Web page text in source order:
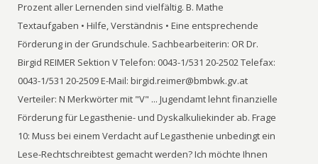
Prozent aller Lernenden sind vielfältig. B. Mathe
Textaufgaben • Hilfe, Verständnis • Eine entsprechende
Förderung in der Grundschule. Sachbearbeiterin: OR Dr.
Birgid REIMER Sektion V Telefon: 0043-1/531 20-2502 Telefax:
0043-1/531 20-2509 E-Mail: birgid.reimer@bmbwk.gv.at
Verteiler: N Merkwörter mit "V" ... Jugendamt lehnt finanzielle
Förderung für Legasthenie- und Dyskalkuliekinder ab. Frage
10: Muss bei einem Verdacht auf Legasthenie unbedingt ein
Lese-Rechtschreibtest gemacht werden? Ich möchte Ihnen